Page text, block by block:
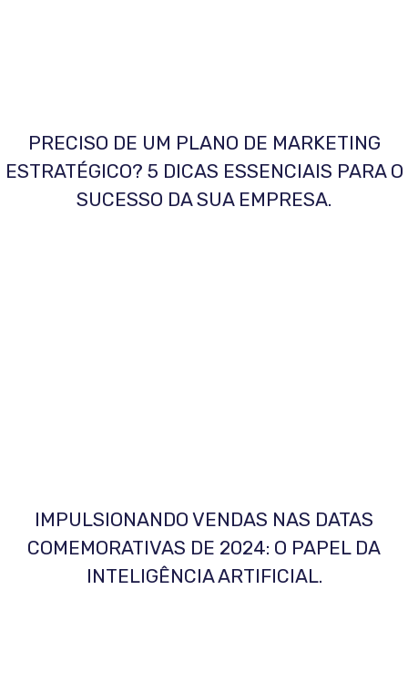
PRECISO DE UM PLANO DE MARKETING
ESTRATÉGICO? 5 DICAS ESSENCIAIS PARA O
SUCESSO DA SUA EMPRESA.
IMPULSIONANDO VENDAS NAS DATAS
COMEMORATIVAS DE 2024: O PAPEL DA
INTELIGÊNCIA ARTIFICIAL.